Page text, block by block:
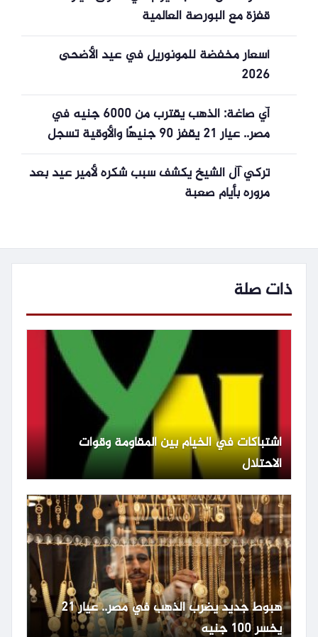
قفزة مع البورصة العالمية
أسعار مخفضة للمونوريل في عيد الأضحى
2026
آي صاغة: الذهب يقترب من 6000 جنيه في
مصر.. عيار 21 يقفز 90 جنيهًا والأوقية تسجل
أعلى مستوى في أسبوعين
تركي آل الشيخ يكشف سبب شكره لأمير عيد بعد
مروره بأيام صعبة
ذات صلة
اشتباكات في الخيام بين المقاومة وقوات
الاحتلال
هبوط جديد يضرب الذهب في مصر.. عيار 21
يخسر 100 جنيه